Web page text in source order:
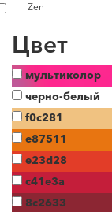
Zen
Цвет
мультиколор
черно-белый
f0c281
e87511
e23d28
c41e3a
8c2633